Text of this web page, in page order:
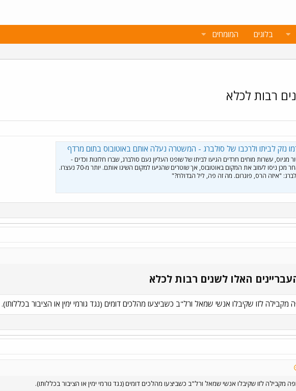
בלוגים המומחים
רבות לכלא
נזק לביתו ולרכבו של סולברג - המשטרה נעלה אותם באוטובוס בתום מרדף
עשרות מוחים חרדים הגיעו לביתו של שופט העליון נעם סולברג, שברו חלונות וכדים -
וגרמו נזק לכניסה. לאחר מכן ניסו לעזוב את המקום באוטובוס, אך שוטרים שהגיעו למקום השיגו אותם. יותר מ-70 נעצרו.
"איזה הרס, פוגרום. מה זה פה, ליל הבדולח?"
האלו לשנים רבות לכלא​
לזו שקיבלו אנשי שמאל ורל"ב כשביצעו מהלכים דומים (נגד גורמי ימין או הציבור בכללותו).
מקבילה לזו שקיבלו אנשי שמאל ורל"ב כשביצעו מהלכים דומים (נגד גורמי ימין או הציבור בכללותו).